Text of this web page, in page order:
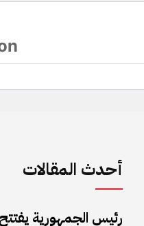
أحدث المقالات
رئيس الجمهورية